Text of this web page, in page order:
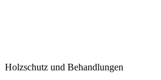
Holzschutz und Behandlungen